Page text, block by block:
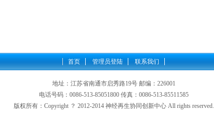
首页 管理员登陆 联系我们
地址：江苏省南通市启秀路19号 邮编：226001
电话号码：0086-513-85051800 传真：0086-513-85511585
版权所有：Copyright ？ 2012-2014 神经再生协同创新中心 All rights reserved.